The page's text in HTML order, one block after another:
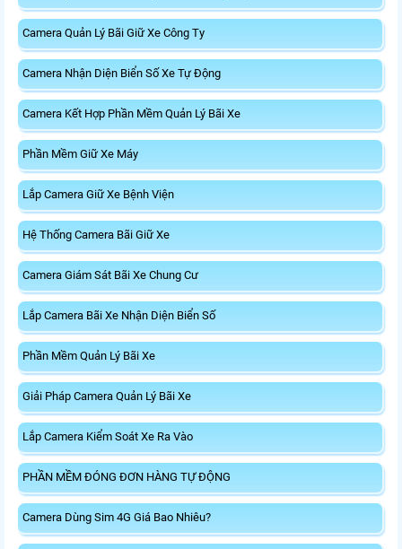
Camera Quản Lý Bãi Giữ Xe Công Ty
Camera Nhận Diện Biển Số Xe Tự Động
Camera Kết Hợp Phần Mềm Quản Lý Bãi Xe
Phần Mềm Giữ Xe Máy
Lắp Camera Giữ Xe Bệnh Viện
Hệ Thống Camera Bãi Giữ Xe
Camera Giám Sát Bãi Xe Chung Cư
Lắp Camera Bãi Xe Nhận Diện Biển Số
Phần Mềm Quản Lý Bãi Xe
Giải Pháp Camera Quản Lý Bãi Xe
Lắp Camera Kiểm Soát Xe Ra Vào
PHẦN MỀM ĐÓNG ĐƠN HÀNG TỰ ĐỘNG
Camera Dùng Sim 4G Giá Bao Nhiêu?